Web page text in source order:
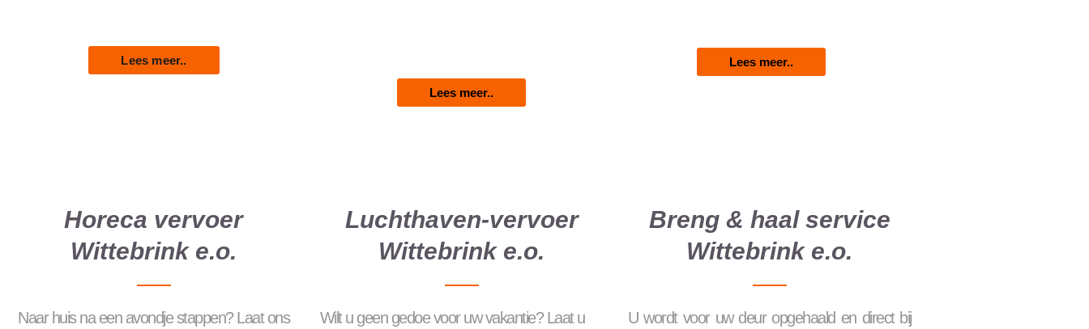
Lees meer..
Lees meer..
Lees meer..
Horeca vervoer
Wittebrink e.o.
Naar huis na een avondje stappen? Laat ons
Luchthaven-vervoer
Wittebrink e.o.
Wilt u geen gedoe voor uw vakantie? Laat u
Breng & haal service
Wittebrink e.o.
U wordt voor uw deur opgehaald en direct bij